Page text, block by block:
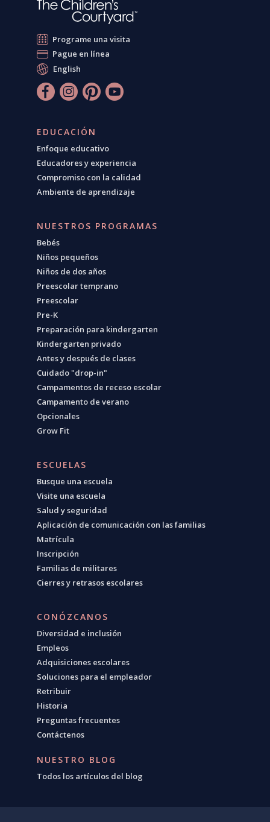
Programe una visita
Pague en línea
English
EDUCACIÓN
Enfoque educativo
Educadores y experiencia
Compromiso con la calidad
Ambiente de aprendizaje
NUESTROS PROGRAMAS
Bebés
Niños pequeños
Niños de dos años
Preescolar temprano
Preescolar
Pre-K
Preparación para kindergarten
Kindergarten privado
Antes y después de clases
Cuidado "drop-in"
Campamentos de receso escolar
Campamento de verano
Opcionales
Grow Fit
ESCUELAS
Busque una escuela
Visite una escuela
Salud y seguridad
Aplicación de comunicación con las familias
Matrícula
Inscripción
Familias de militares
Cierres y retrasos escolares
CONÓZCANOS
Diversidad e inclusión
Empleos
Adquisiciones escolares
Soluciones para el empleador
Retribuir
Historia
Preguntas frecuentes
Contáctenos
NUESTRO BLOG
Todos los artículos del blog